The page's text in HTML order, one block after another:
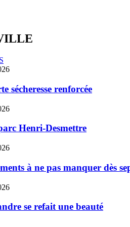
sécheresse renforcée
Henri-Desmettre
à ne pas manquer dès
se refait une beauté